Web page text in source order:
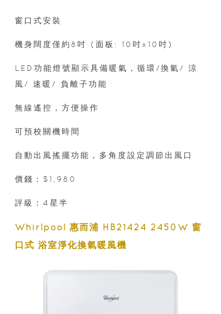
窗口式安裝
機身闊度僅約8吋 (面板: 10吋x10吋)
LED功能燈號顯示具備暖氣，循環/換氣/ 涼
風/ 速暖/ 負離子功能
無線遙控，方便操作
可預校關機時間
自動出風搖擺功能，多角度設定調節出風口
價錢：$1,980
評級：4星半
Whirlpool 惠而浦 HB21424 2450W 窗
口式 浴室淨化換氣暖風機